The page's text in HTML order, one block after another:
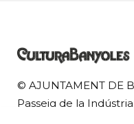
© AJUNTAMENT DE
Passeig de la